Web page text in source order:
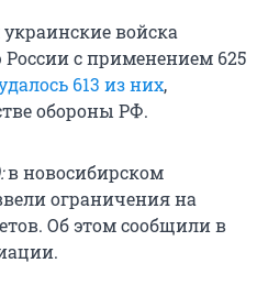
войска
с применением 625
613 из них,
обороны РФ.
в новосибирском
ограничения на
Об этом сообщили в